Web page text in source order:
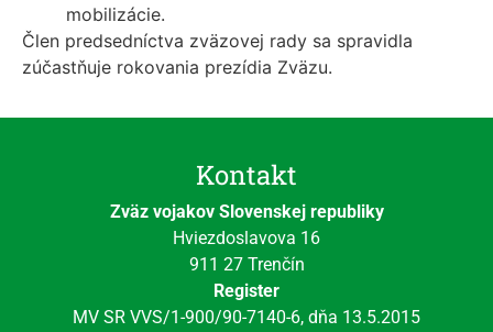
mobilizácie.
Člen predsedníctva zväzovej rady sa spravidla
zúčastňuje rokovania prezídia Zväzu.
Kontakt
Zväz vojakov Slovenskej republiky
Hviezdoslavova 16
911 27 Trenčín
Register
MV SR VVS/1-900/90-7140-6, dňa 13.5.2015